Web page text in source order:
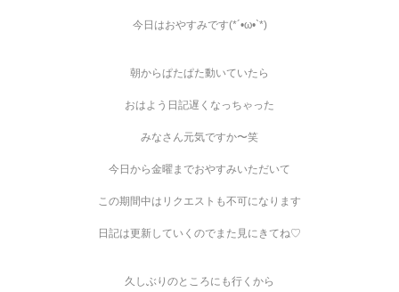
今日はおやすみです(*´•ω•`*)
朝からぱたぱた動いていたら
おはよう日記遅くなっちゃった
みなさん元気ですか〜笑
今日から金曜までおやすみいただいて
この期間中はリクエストも不可になります
日記は更新していくのでまた見にきてね♡
久しぶりのところにも行くから